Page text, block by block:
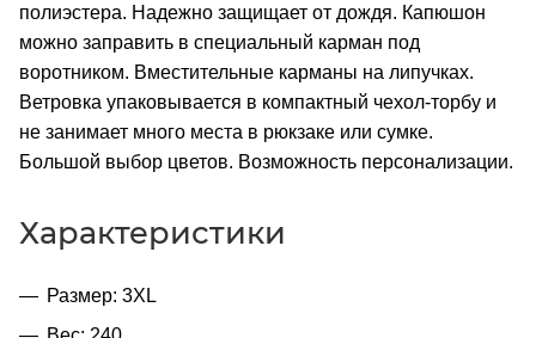
полиэстера. Надежно защищает от дождя. Капюшон
можно заправить в специальный карман под
воротником. Вместительные карманы на липучках.
Ветровка упаковывается в компактный чехол-торбу и
не занимает много места в рюкзаке или сумке.
Большой выбор цветов. Возможность персонализации.
Характеристики
Размер: 3XL